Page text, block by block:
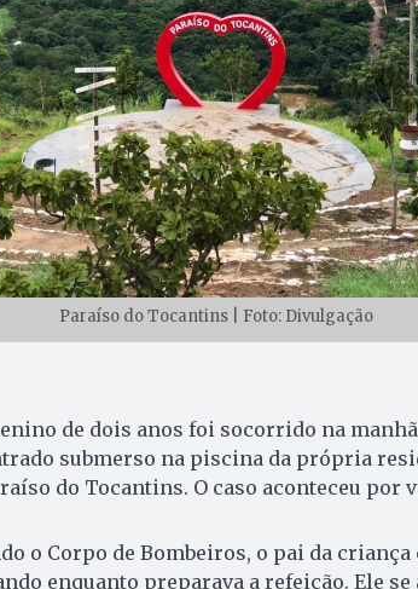
Paraíso do Tocantins | Foto: Divulgação
de dois anos foi socorrido na
submerso na piscina da própria
do Tocantins. O caso aconteceu por
o Corpo de Bombeiros, o pai da
enquanto preparava a refeição. Ele